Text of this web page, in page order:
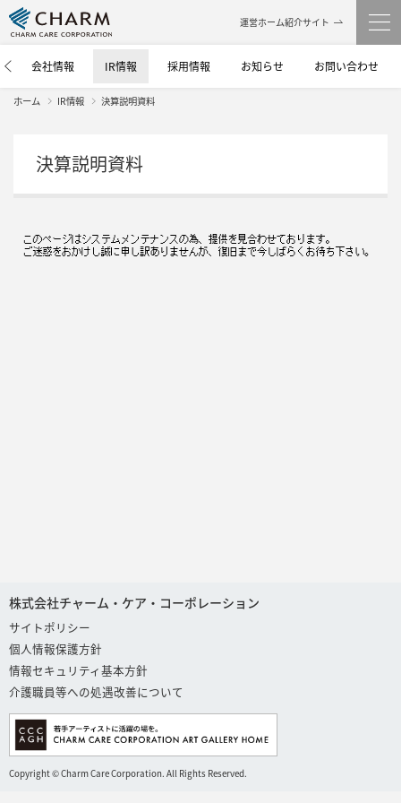
運営ホーム紹介サイト
会社情報 IR情報 採用情報 お知らせ お問い合わせ
ホーム IR情報 決算説明資料
決算説明資料
株式会社チャーム・ケア・コーポレーション
サイトポリシー
個人情報保護方針
情報セキュリティ基本方針
介護職員等への処遇改善について
Copyright © Charm Care Corporation. All Rights Reserved.